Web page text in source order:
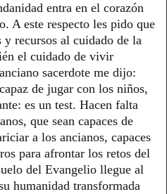
entra en el corazón
A este respecto les pido que
y recursos al cuidado de la
el cuidado de vivir
sacerdote me dijo:
de jugar con los niños,
es un test. Hacen falta
que sean capaces de
a los ancianos, capaces
para afrontar los retos del
del Evangelio llegue al
humanidad transformada